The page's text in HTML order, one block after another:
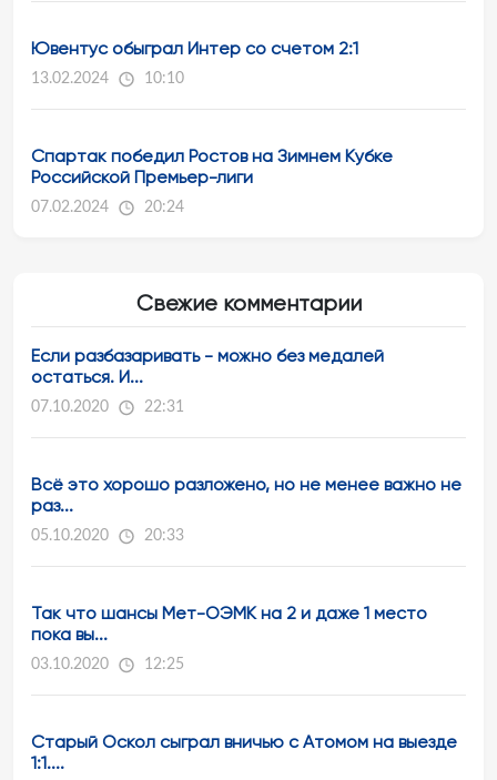
Ювентус обыграл Интер со счетом 2:1
13.02.2024 10:10
Спартак победил Ростов на Зимнем Кубке
Российской Премьер-лиги
07.02.2024 20:24
Свежие комментарии
Если разбазаривать - можно без медалей
остаться. И...
07.10.2020 22:31
Всё это хорошо разложено, но не менее важно не
раз...
05.10.2020 20:33
Так что шансы Мет-ОЭМК на 2 и даже 1 место
пока вы...
03.10.2020 12:25
Старый Оскол сыграл вничью с Атомом на выезде
1:1....